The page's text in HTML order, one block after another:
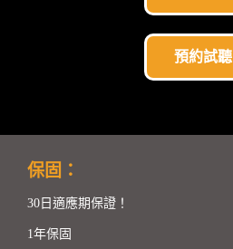
預約試聽
保固：
30日適應期保證！
1年保固